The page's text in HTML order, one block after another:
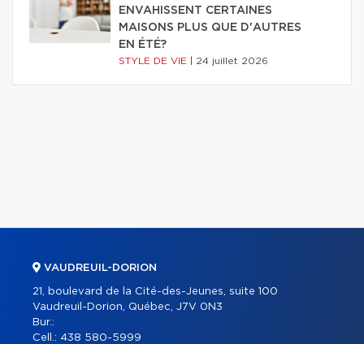
ENVAHISSENT CERTAINES
MAISONS PLUS QUE D'AUTRES
EN ÉTÉ?
STYLE DE VIE 24 juillet 2026
VAUDREUIL-DORION
21, boulevard de la Cité-des-Jeunes, suite 100
Vaudreuil-Dorion, Québec, J7V 0N3
Bur.:
Cell.: 438 580-5999